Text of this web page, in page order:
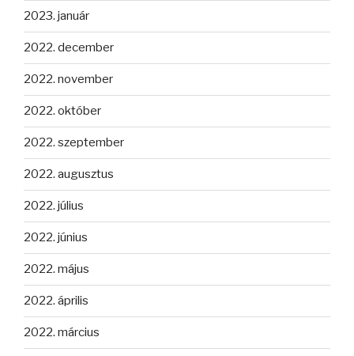
2023. január
2022. december
2022. november
2022. október
2022. szeptember
2022. augusztus
2022. július
2022. június
2022. május
2022. április
2022. március